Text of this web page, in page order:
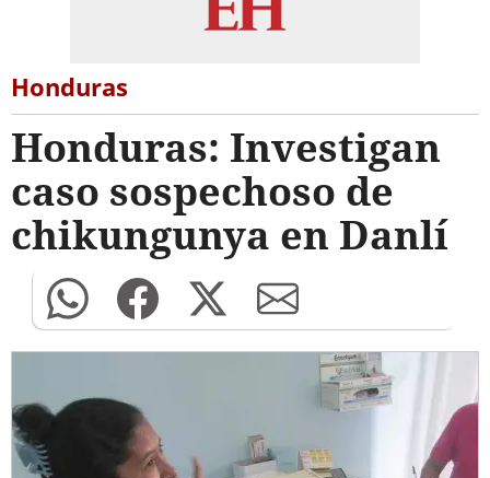
Honduras
Honduras: Investigan
caso sospechoso de
chikungunya en Danlí